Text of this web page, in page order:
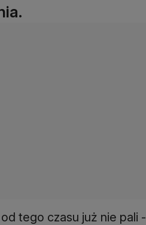
tego czasu już nie pali -